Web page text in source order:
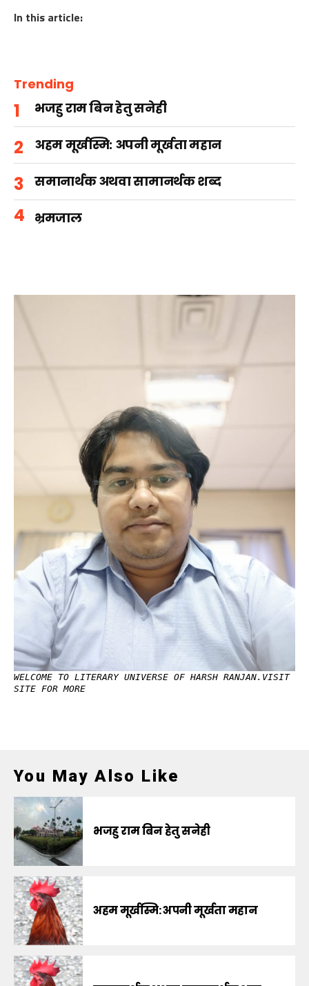
In this article:
Trending
भजहु राम बिन हेतु सनेही
अहम मूर्खस्मि: अपनी मूर्खता महान
समानार्थक अथवा सामानर्थक शब्द
भ्रमजाल
WELCOME TO LITERARY UNIVERSE OF HARSH RANJAN.VISIT
SITE FOR MORE
You May Also Like
भजहु राम बिन हेतु सनेही
अहम मूर्खस्मि: अपनी मूर्खता महान